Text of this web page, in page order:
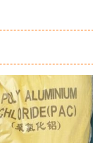
Add to
wishlist